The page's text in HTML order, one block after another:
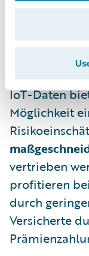
einer für ihn
Situation
IoT-Daten
Möglichkeit
vertrieben
profitieren
durch
Versicherte